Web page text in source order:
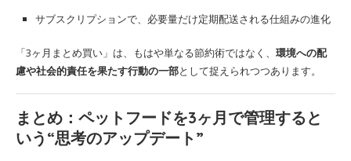
サブスクリプションで、必要量だけ定期配送される仕組みの進化
「3ヶ月まとめ買い」は、もはや単なる節約術ではなく、 環境への配
慮や社会的責任を果たす行動の一部として捉えられつつあります。
まとめ：ペットフードを3ヶ月で管理すると
いう“思考のアップデート”